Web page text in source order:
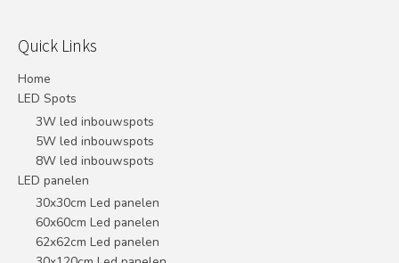
Quick Links
Home
LED Spots
3W led inbouwspots
5W led inbouwspots
8W led inbouwspots
LED panelen
30x30cm Led panelen
60x60cm Led panelen
62x62cm Led panelen